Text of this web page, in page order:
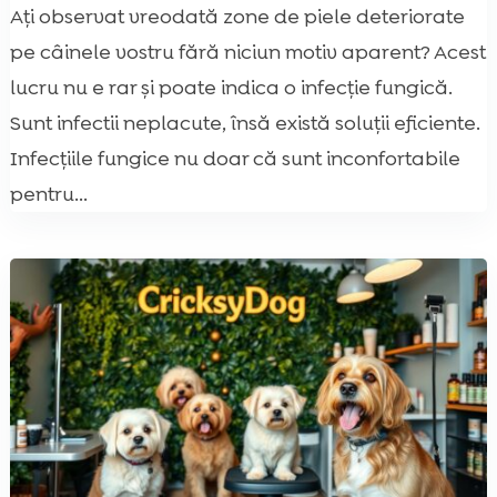
Ați observat vreodată zone de piele deteriorate
pe câinele vostru fără niciun motiv aparent? Acest
lucru nu e rar și poate indica o infecție fungică.
Sunt infectii neplacute, însă există soluții eficiente.
Infecțiile fungice nu doar că sunt inconfortabile
pentru...